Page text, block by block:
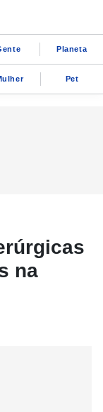
Planeta
Pet
na